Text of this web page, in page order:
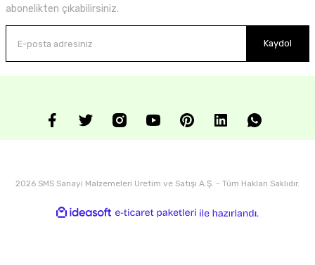
abonelikten çıkabilirsiniz.
Kaydol
2026 SMS Sanayi Malzemeleri Uretim ve Satışı A.Ş. - Tüm Hakları Saklıdır.
ideasoft
e-